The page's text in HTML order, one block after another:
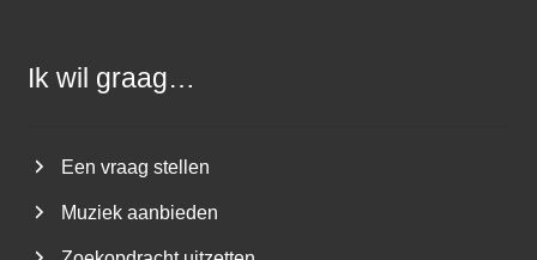
Ik wil graag…
Een vraag stellen
Muziek aanbieden